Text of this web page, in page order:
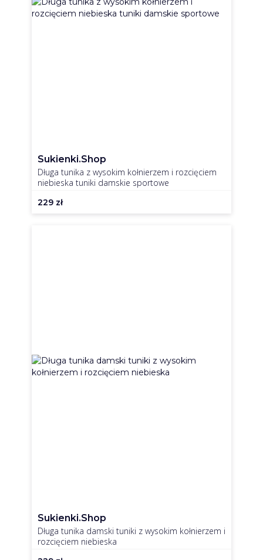
Sukienki.shop
Długa tunika z wysokim kołnierzem i rozcięciem
niebieska tuniki damskie sportowe
229 zł
Sukienki.shop
Długa tunika damski tuniki z wysokim kołnierzem i
rozcięciem niebieska